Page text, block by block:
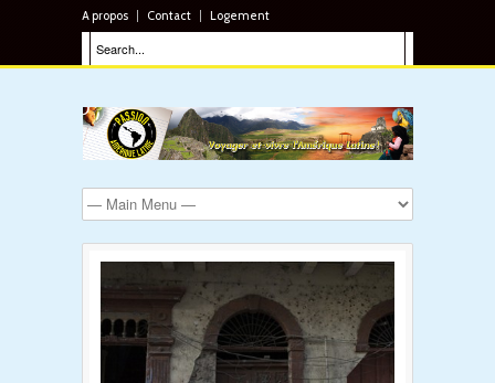
A propos Contact Logement